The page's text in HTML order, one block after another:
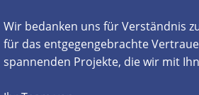
Wir bedanken uns für Verständnis
für das entgegengebrachte
spannenden Projekte, die wir mit